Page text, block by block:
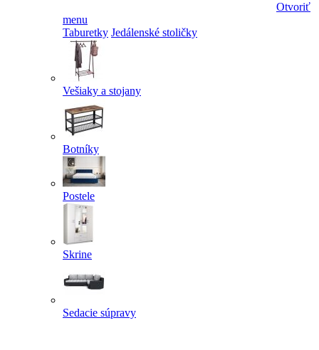
Otvoriť
menu
Taburetky Jedálenské stoličky
Vešiaky a stojany
Botníky
Postele
Skrine
Sedacie súpravy